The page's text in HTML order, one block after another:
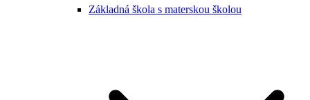
Základná škola s materskou školou